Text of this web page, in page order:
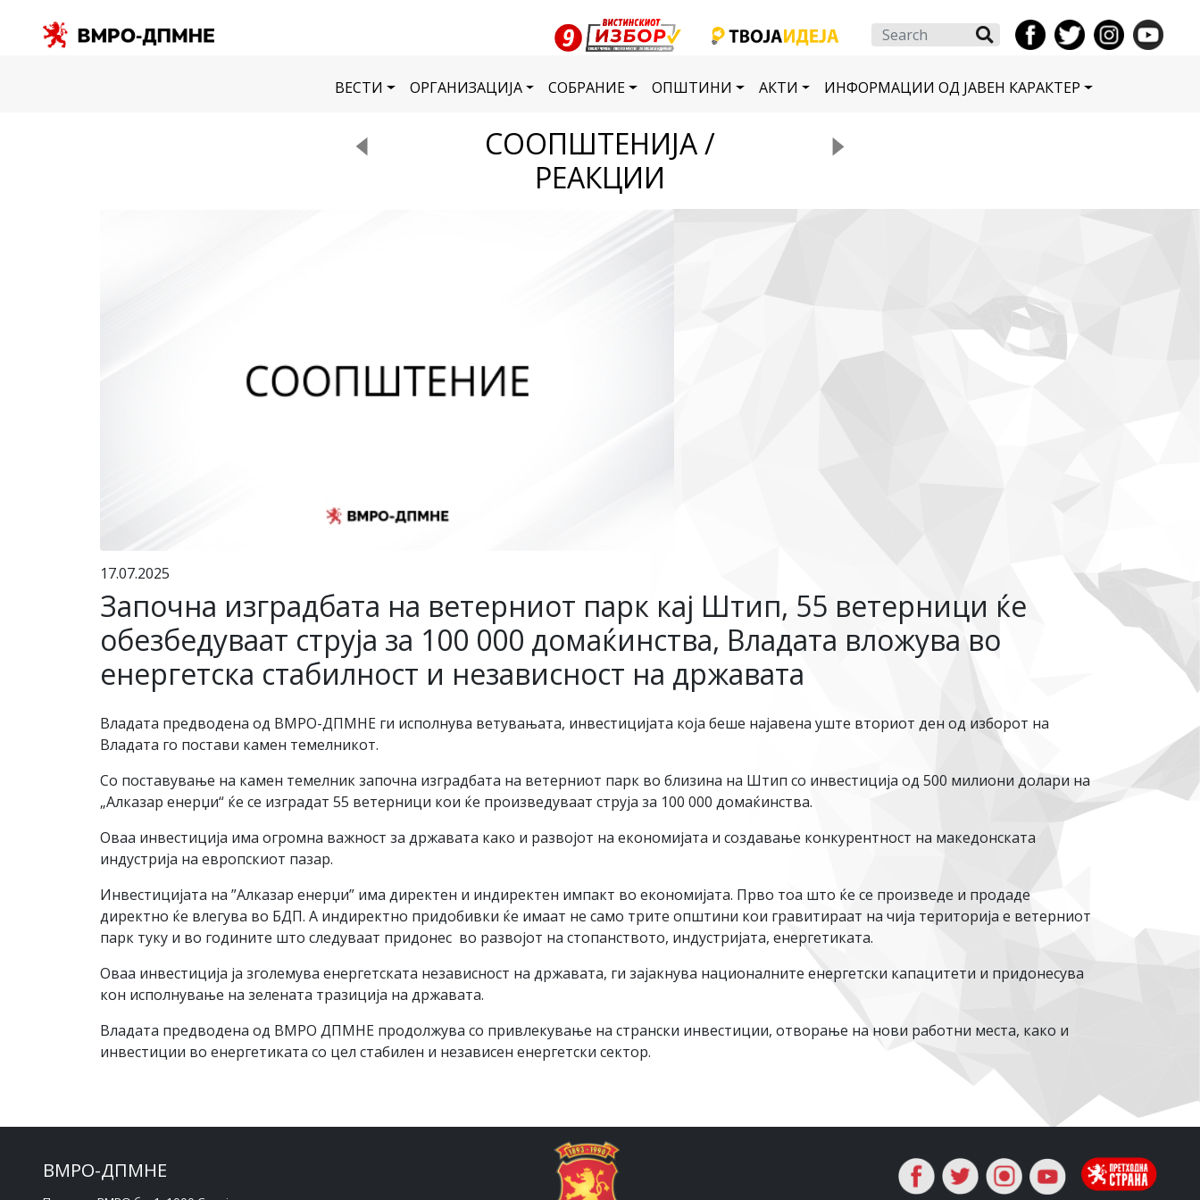
Search
ВЕСТИ ОРГАНИЗАЦИЈА СОБРАНИЕ ОПШТИНИ АКТИ ИНФОРМАЦИИ ОД ЈАВЕН КАРАКТЕР
СООПШТЕНИЈА /
РЕАКЦИИ
17.07.2025
Започна изградбата на ветерниот парк кај Штип, 55 ветерници ќе
обезбедуваат струја за 100 000 домаќинства, Владата вложува во
енергетска стабилност и независност на државата
Владата предводена од ВМРО-ДПМНЕ ги исполнува ветувањата, инвестицијата која беше најавена уште вториот ден од изборот на
Владата го постави камен темелникот.
Со поставување на камен темелник започна изградбата на ветерниот парк во близина на Штип со инвестиција од 500 милиони долари на
„Алказар енерџи“ ќе се изградат 55 ветерници кои ќе произведуваат струја за 100 000 домаќинства.
Оваа инвестиција има огромна важност за државата како и развојот на економијата и создавање конкурентност на македонската
индустрија на европскиот пазар.
Инвестицијата на ”Алказар енерџи” има директен и индиректен импакт во економијата. Прво тоа што ќе се произведе и продаде
директно ќе влегува во БДП. А индиректно придобивки ќе имаат не само трите општини кои гравитираат на чија територија е ветерниот
парк туку и во годините што следуваат придонес во развојот на стопанството, индустријата, енергетиката.
Оваа инвестиција ја зголемува енергетската независност на државата, ги зајакнува националните енергетски капацитети и придонесува
кон исполнување на зелената тразиција на државата.
Владата предводена од ВМРО ДПМНЕ продолжува со привлекување на странски инвестиции, отворање на нови работни места, како и
инвестиции во енергетиката со цел стабилен и независен енергетски сектор.
ВМРО-ДПМНЕ